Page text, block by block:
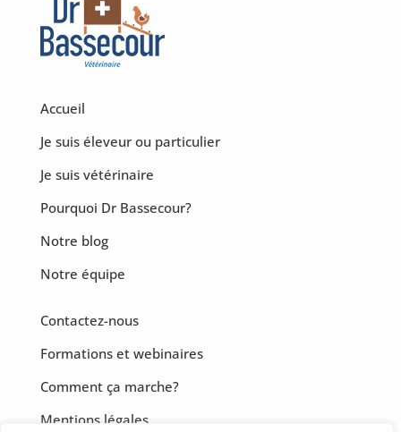
Accueil
Je suis éleveur ou particulier
Je suis vétérinaire
Pourquoi Dr Bassecour?
Notre blog
Notre équipe
Contactez-nous
Formations et webinaires
Comment ça marche?
Mentions légales